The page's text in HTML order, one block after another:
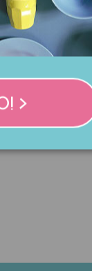
righe con lettera I
>